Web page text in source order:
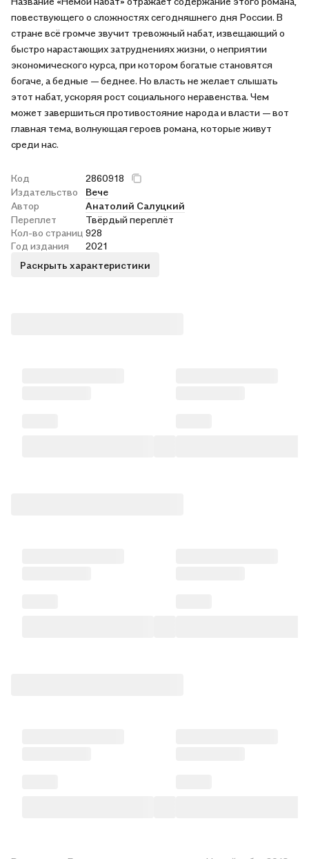
повествующего о сложностях сегодняшнего дня России. В
стране всё громче звучит тревожный набат, извещающий о
быстро нарастающих затруднениях жизни, о неприятии
экономического курса, при котором богатые становятся
богаче, а бедные — беднее. Но власть не желает слышать
этот набат, ускоряя рост социального неравенства. Чем
может завершиться противостояние народа и власти — вот
главная тема, волнующая героев романа, которые живут
среди нас.
Код
2860918
Издательство
Вече
Автор
Анатолий Салуцкий
Переплет
Твёрдый переплёт
Кол-во страниц 928
Год издания
2021
Раскрыть характеристики